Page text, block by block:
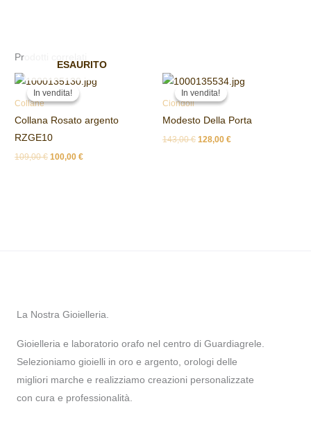
Prodotti correlati
In vendita!
ESAURITO
In vendita!
Collane
Collana Rosato argento
RZGE10
109,00€
Il
prezzo
originale
109,00 €.
100,00€
Il
prezzo
100,00 €.
In vendita!
In vendita!
Ciondoli
Modesto Della Porta
143,00€
Il
prezzo
originale
143,00 €.
128,00 €
Il
prezzo
128,00 €.
La Nostra Gioielleria.
Gioielleria e laboratorio orafo nel centro di Guardiagrele.
Selezioniamo gioielli in oro e argento, orologi delle
migliori marche e realizziamo creazioni personalizzate
con cura e professionalità.